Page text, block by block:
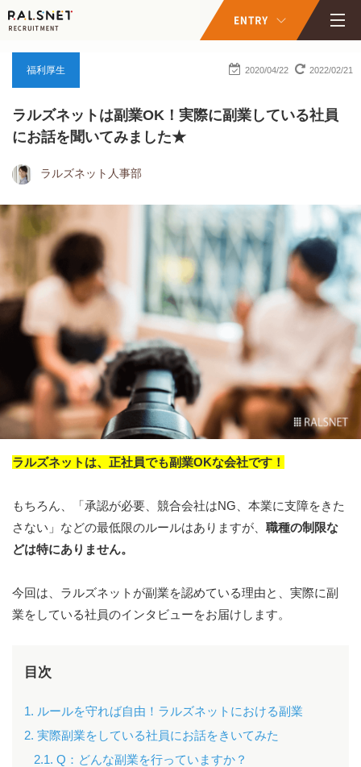
福利厚生 2020/04/22 2022/02/21
ラルズネットは副業OK！実際に副業している社員
にお話を聞いてみました★
ラルズネット人事部
ラルズネットは、正社員でも副業OKな会社です！
もちろん、「承認が必要、競合会社はNG、本業に支障をきた
さない」などの最低限のルールはありますが、 職種の制限な
どは特にありません。
今回は、ラルズネットが副業を認めている理由と、実際に副
業をしている社員のインタビューをお届けします。
目次
1. ルールを守れば自由！ラルズネットにおける副業
2. 実際副業をしている社員にお話をきいてみた
2.1. Q：どんな副業を行っていますか？